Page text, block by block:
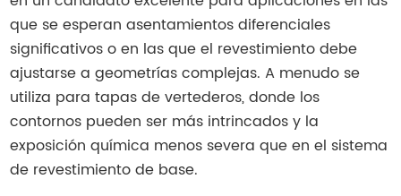
que se esperan asentamientos diferenciales
significativos o en las que el revestimiento debe
ajustarse a geometrías complejas. A menudo se
utiliza para tapas de vertederos, donde los
contornos pueden ser más intrincados y la
exposición química menos severa que en el sistema
de revestimiento de base.